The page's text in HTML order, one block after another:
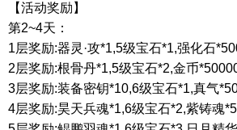
【活动奖励】
第2~4天：
1层奖励:器灵·攻*1,5级宝石*1,强化石
2层奖励:根骨丹*1,5级宝石*2,金币
3层奖励:装备密钥*10,6级宝石*1,真气
4层奖励:昊天兵魂*1,6级宝石*2,紫铸魂